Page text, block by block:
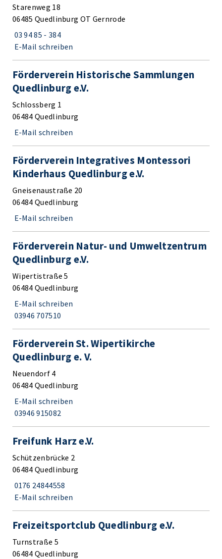
Starenweg 18
06485 Quedlinburg OT Gernrode
03 94 85 - 384
E-Mail schreiben
Förderverein Historische Sammlungen
Quedlinburg e.V.
Schlossberg 1
06484 Quedlinburg
E-Mail schreiben
Förderverein Integratives Montessori
Kinderhaus Quedlinburg e.V.
Gneisenaustraße 20
06484 Quedlinburg
E-Mail schreiben
Förderverein Natur- und Umweltzentrum
Quedlinburg e.V.
Wipertistraße 5
06484 Quedlinburg
E-Mail schreiben
03946 707510
Förderverein St. Wipertikirche
Quedlinburg e. V.
Neuendorf 4
06484 Quedlinburg
E-Mail schreiben
03946 915082
Freifunk Harz e.V.
Schützenbrücke 2
06484 Quedlinburg
0176 24844558
E-Mail schreiben
Freizeitsportclub Quedlinburg e.V.
Turnstraße 5
06484 Quedlinburg